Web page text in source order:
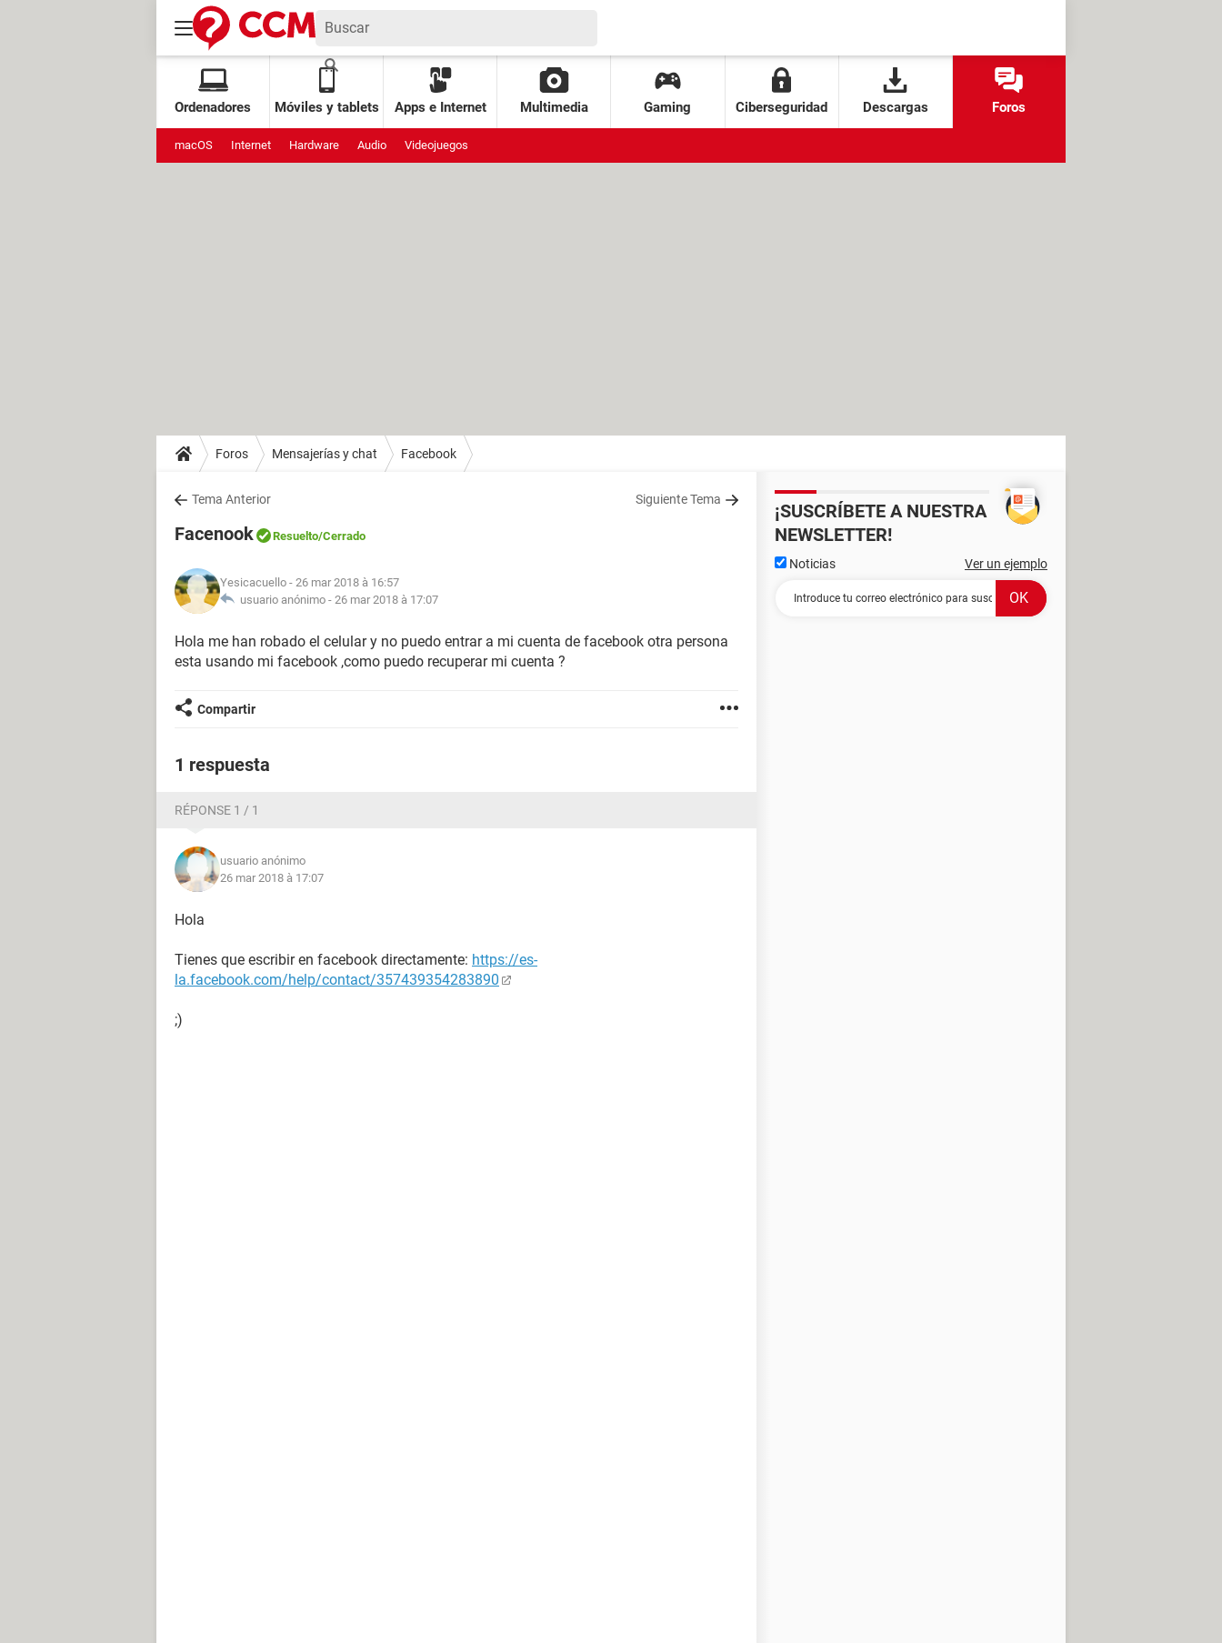
Ordenadores Móviles y tablets Apps e Internet Multimedia Gaming Ciberseguridad Descargas Foros
macOS Internet Hardware Audio Videojuegos
Foros Mensajerías y chat Facebook
Tema Anterior Siguiente Tema
Facenook Resuelto/Cerrado
Yesicacuello - 26 mar 2018 à 16:57
usuario anónimo - 26 mar 2018 à 17:07
Hola me han robado el celular y no puedo entrar a mi cuenta de facebook otra persona
esta usando mi facebook ,como puedo recuperar mi cuenta ?
Compartir
1 respuesta
RÉPONSE 1 / 1
usuario anónimo
26 mar 2018 à 17:07
Hola
Tienes que escribir en facebook directamente: https://es-
la.facebook.com/help/contact/357439354283890
;)
¡SUSCRÍBETE A NUESTRA
NEWSLETTER!
Noticias Ver un ejemplo